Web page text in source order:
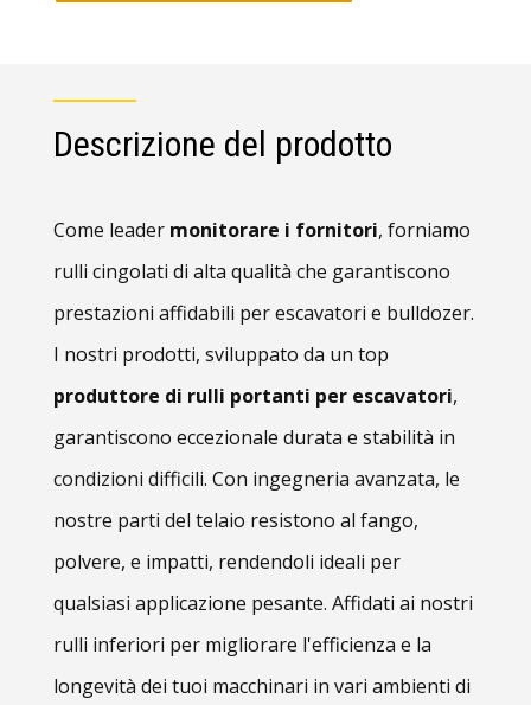
Descrizione del prodotto
Come leader monitorare i fornitori, forniamo
rulli cingolati di alta qualità che garantiscono
prestazioni affidabili per escavatori e bulldozer.
I nostri prodotti, sviluppato da un top
produttore di rulli portanti per escavatori,
garantiscono eccezionale durata e stabilità in
condizioni difficili. Con ingegneria avanzata, le
nostre parti del telaio resistono al fango,
polvere, e impatti, rendendoli ideali per
qualsiasi applicazione pesante. Affidati ai nostri
rulli inferiori per migliorare l'efficienza e la
longevità dei tuoi macchinari in vari ambienti di